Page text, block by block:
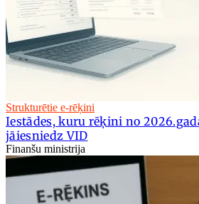
Strukturētie e-rēķini
Iestādes, kuru rēķini no
jāiesniedz VID
Finanšu ministrija